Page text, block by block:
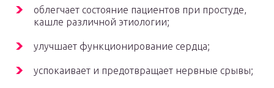
облегчает состояние пациентов при простуде,
кашле различной этиологии;
улучшает функционирование сердца;
успокаивает и предотвращает нервные срывы;